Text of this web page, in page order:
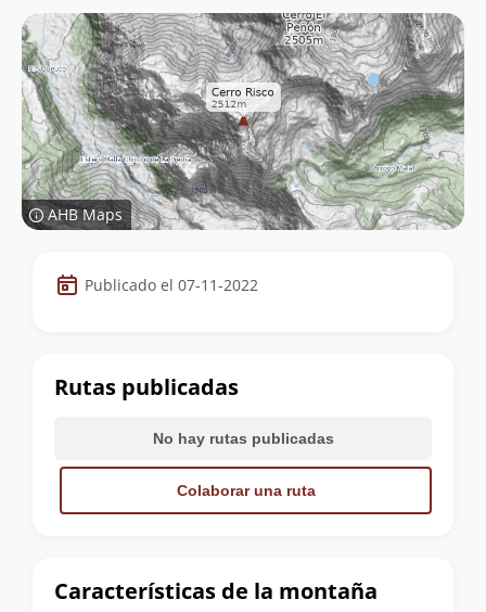
AHB Maps
Datos
de
cumbre
Publicado el 07-11-2022
Características de la montaña
Rutas publicadas
No hay rutas publicadas
Colaborar una ruta